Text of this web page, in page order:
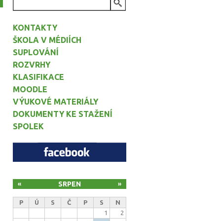
KONTAKTY
ŠKOLA V MÉDIÍCH
SUPLOVÁNÍ
ROZVRHY
KLASIFIKACE
MOODLE
VÝUKOVÉ MATERIÁLY
DOKUMENTY KE STAŽENÍ
SPOLEK
SRPEN
« »
P Ú S Č P S
N
1
2